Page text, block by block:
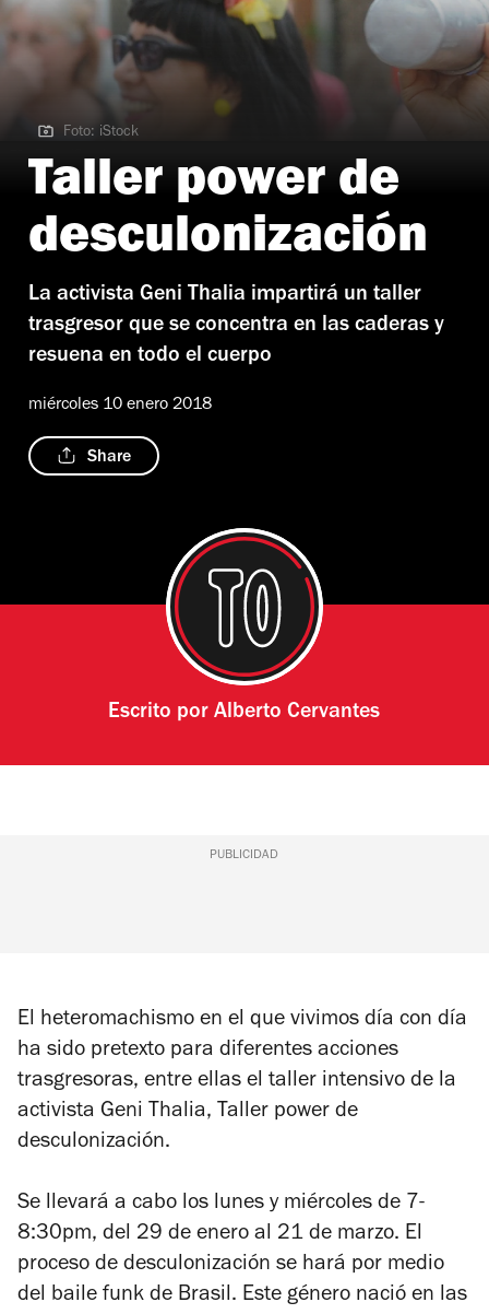
Foto: iStock
Foto: iStock
Taller power de
desculonización
La activista Geni Thalia impartirá un taller
trasgresor que se concentra en las caderas y
resuena en todo el cuerpo
miércoles 10 enero 2018
Share
Escrito porAlberto Cervantes
PUBLICIDAD
El heteromachismo en el que vivimos día con día
ha sido pretexto para diferentes acciones
trasgresoras, entre ellas el taller intensivo de la
activista Geni Thalia, Taller power de
desculonización.
Se llevará a cabo los lunes y miércoles de 7-
8:30pm, del 29 de enero al 21 de marzo. El
proceso de desculonización se hará por medio
del baile funk de Brasil. Este género nació en las